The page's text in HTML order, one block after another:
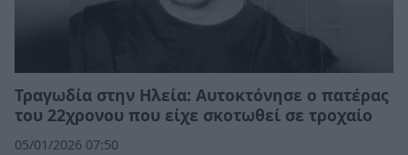
Τραγωδία στην Ηλεία: Αυτοκτόνησε ο πατέρας
του 22χρονου που είχε σκοτωθεί σε τροχαίο
05/01/2026 07:50